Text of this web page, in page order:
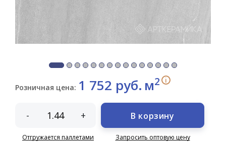
Розничная цена: 1 752 руб. м2 i
- +
Отгружается паллетами
В корзину
Запросить оптовую цену